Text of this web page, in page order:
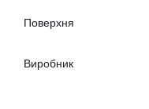
Поверхня
Виробник